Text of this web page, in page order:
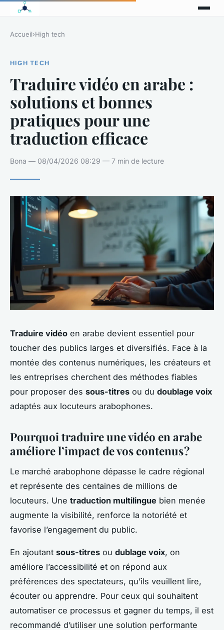
Accueil›High tech
HIGH TECH
Traduire vidéo en arabe :
solutions et bonnes
pratiques pour une
traduction efficace
Bona — 08/04/2026 08:29 — 7 min de lecture
Traduire vidéo en arabe devient essentiel pour
toucher des publics larges et diversifiés. Face à la
montée des contenus numériques, les créateurs et
les entreprises cherchent des méthodes fiables
pour proposer des sous-titres ou du doublage voix
adaptés aux locuteurs arabophones.
Pourquoi traduire une vidéo en arabe
améliore l’impact de vos contenus ?
Le marché arabophone dépasse le cadre régional
et représente des centaines de millions de
locuteurs. Une traduction multilingue bien menée
augmente la visibilité, renforce la notoriété et
favorise l’engagement du public.
En ajoutant sous-titres ou dublage voix, on
améliore l’accessibilité et on répond aux
préférences des spectateurs, qu’ils veuillent lire,
écouter ou apprendre. Pour ceux qui souhaitent
automatiser ce processus et gagner du temps, il est
recommandé d’utiliser une solution performante